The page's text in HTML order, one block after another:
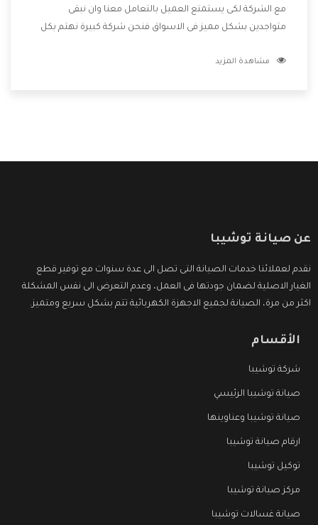
مع الشركة لكى يستمتع العميل بالتعامل معنا وان نبقى
متواجدين بشكل مميز فى الاسواق فنحن شركة كبيرة نهتم بكل
الشركة بها والتى تكون منها خدمة الصيانة التى تكون من أهم
مشاهدة المزيد
عن صيانة توشيبا
نقدم لعملائنا خدمات الصيانة التى تصل الى عدة سنوات مع توفير قطع
الغيار الاصلية لضمان جودتها فى العمل، وعدم التعرض الى نفس المشكلة
اكثر من مرة، الصيانة لجميع الاجهزة الكهربائية تتم بشكل سريع ومتميز.
الأقسام
شركة توشيبا
صيانة توشيبا الرئيسي
صيانة توشيبا وعناوينها
ارقام صيانة توشيبا
توكيل توشيبا
مركز صيانة توشيبا
صيانة غسالات توشيبا